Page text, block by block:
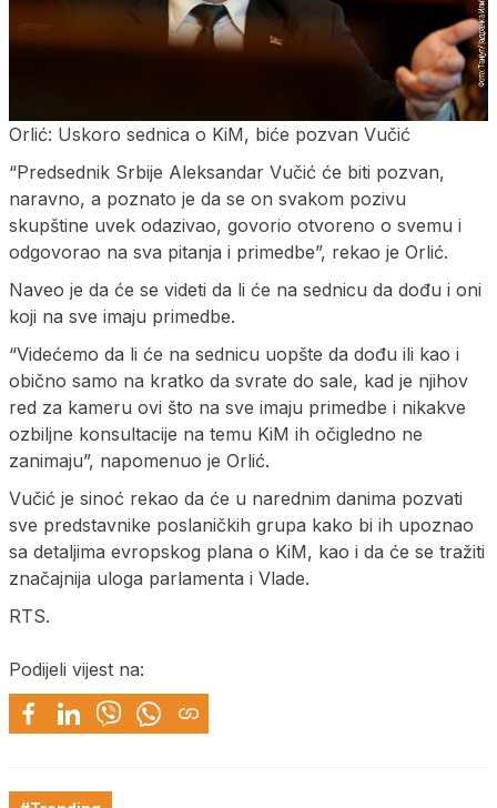
Orlić: Uskoro sednica o KiM, biće pozvan Vučić
“Predsednik Srbije Aleksandar Vučić će biti pozvan,
naravno, a poznato je da se on svakom pozivu
skupštine uvek odazivao, govorio otvoreno o svemu i
odgovorao na sva pitanja i primedbe”, rekao je Orlić.
Naveo je da će se videti da li će na sednicu da dođu i oni
koji na sve imaju primedbe.
“Videćemo da li će na sednicu uopšte da dođu ili kao i
obično samo na kratko da svrate do sale, kad je njihov
red za kameru ovi što na sve imaju primedbe i nikakve
ozbiljne konsultacije na temu KiM ih očigledno ne
zanimaju”, napomenuo je Orlić.
Vučić je sinoć rekao da će u narednim danima pozvati
sve predstavnike poslaničkih grupa kako bi ih upoznao
sa detaljima evropskog plana o KiM, kao i da će se tražiti
značajnija uloga parlamenta i Vlade.
RTS.
Podijeli vijest na: